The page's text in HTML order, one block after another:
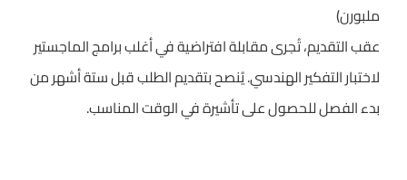
ملبورن)
عقب التقديم، تُجرى مقابلة افتراضية في أغلب برامج الماجستير
لاختبار التفكير الهندسي. يُنصح بتقديم الطلب قبل ستة أشهر من
بدء الفصل للحصول على تأشيرة في الوقت المناسب.